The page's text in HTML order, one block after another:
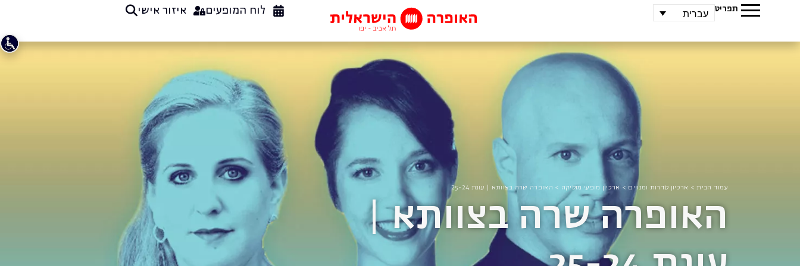
תפריט עברית לוח המופעים איזור אישי
עמוד הבית> ארכיון סדרות ומנויים > ארכיון מופעי מוסיקה > האופרה שרה בצוותא | עונת 25-24
האופרה שרה בצוותא |